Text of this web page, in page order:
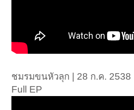
ชมรมขนหัวลุก | 28 ก.ค. 2538 |
Full EP